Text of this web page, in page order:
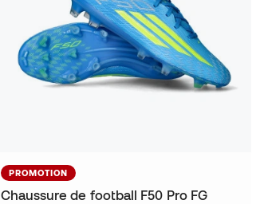
PROMOTION
Chaussure de football F50 Pro FG